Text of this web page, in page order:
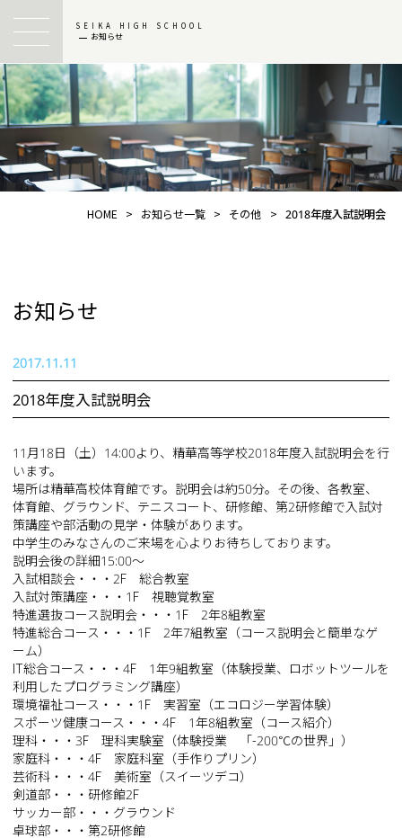
SEIKA HIGH SCHOOL
お知らせ
HOME > お知らせ一覧 > その他 > 2018年度入試説明会
お知らせ
2017.11.11
2018年度入試説明会
11月18日（土）14:00より、精華高等学校2018年度入試説明会を行
います。
場所は精華高校体育館です。説明会は約50分。その後、各教室、
体育館、グラウンド、テニスコート、研修館、第2研修館で入試対
策講座や部活動の見学・体験があります。
中学生のみなさんのご来場を心よりお待ちしております。
説明会後の詳細15:00～
入試相談会・・・2F 総合教室
入試対策講座・・・1F 視聴覚教室
特進選抜コース説明会・・・1F 2年8組教室
特進総合コース・・・1F 2年7組教室（コース説明会と簡単なゲ
ーム）
IT総合コース・・・4F 1年9組教室（体験授業、ロボットツールを
利用したプログラミング講座）
環境福祉コース・・・1F 実習室（エコロジー学習体験）
スポーツ健康コース・・・4F 1年8組教室（コース紹介）
理科・・・3F 理科実験室（体験授業 「-200℃の世界」）
家庭科・・・4F 家庭科室（手作りプリン）
芸術科・・・4F 美術室（スイーツデコ）
剣道部・・・研修館2F
サッカー部・・・グラウンド
卓球部・・・第2研修館